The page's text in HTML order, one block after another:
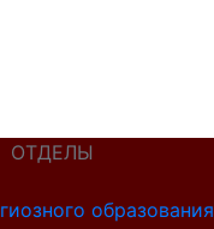
ОТДЕЛЫ
образования